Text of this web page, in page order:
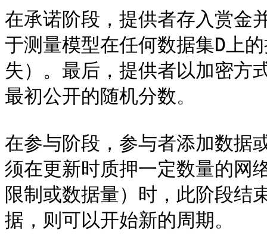
在承诺阶段，提供者存入赏
于测量模型在任何数据集D上
失）。最后，提供者以加密方
最初公开的随机分数。
在参与阶段，参与者添加数据
须在更新时质押一定数量的网
限制或数据量）时，此阶段结
据，则可以开始新的周期。